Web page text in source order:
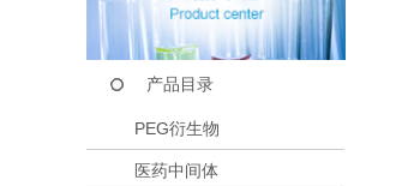
产品目录
PEG衍生物
医药中间体